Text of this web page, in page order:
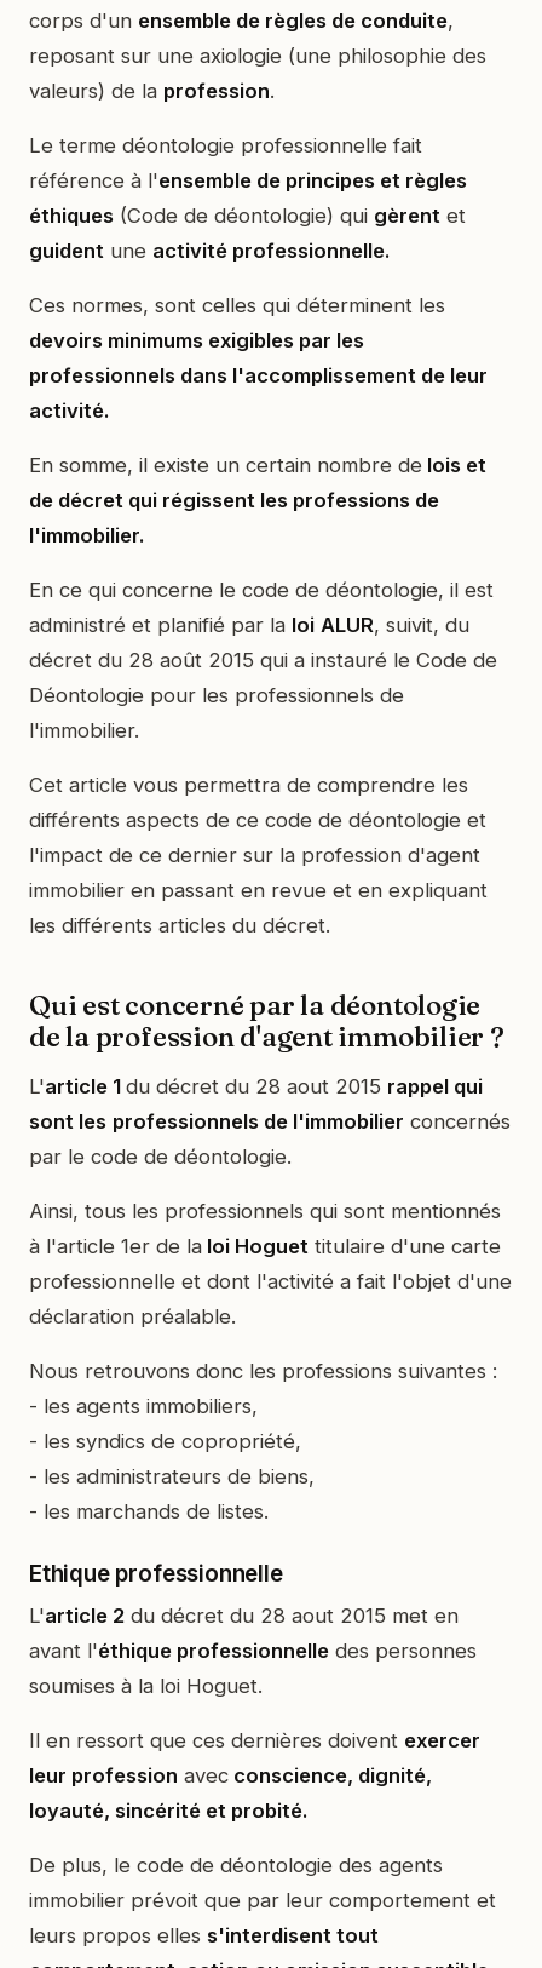
corps d'un ensemble de règles de conduite,
reposant sur une axiologie (une philosophie des
valeurs) de la profession.
Le terme déontologie professionnelle fait
référence à l'ensemble de principes et règles
éthiques (Code de déontologie) qui gèrent et
guident une activité professionnelle.
Ces normes, sont celles qui déterminent les
devoirs minimums exigibles par les
professionnels dans l'accomplissement de leur
activité.
En somme, il existe un certain nombre de lois et
de décret qui régissent les professions de
l'immobilier.
En ce qui concerne le code de déontologie, il est
administré et planifié par la loi ALUR, suivit, du
décret du 28 août 2015 qui a instauré le Code de
Déontologie pour les professionnels de
l'immobilier.
Cet article vous permettra de comprendre les
différents aspects de ce code de déontologie et
l'impact de ce dernier sur la profession d'agent
immobilier en passant en revue et en expliquant
les différents articles du décret.
Qui est concerné par la déontologie
de la profession d'agent immobilier ?
L'article 1 du décret du 28 aout 2015 rappel qui
sont les professionnels de l'immobilier concernés
par le code de déontologie.
Ainsi, tous les professionnels qui sont mentionnés
à l'article 1er de la loi Hoguet titulaire d'une carte
professionnelle et dont l'activité a fait l'objet d'une
déclaration préalable.
Nous retrouvons donc les professions suivantes :
- les agents immobiliers,
- les syndics de copropriété,
- les administrateurs de biens,
- les marchands de listes.
Ethique professionnelle
L'article 2 du décret du 28 aout 2015 met en
avant l'éthique professionnelle des personnes
soumises à la loi Hoguet.
Il en ressort que ces dernières doivent exercer
leur profession avec conscience, dignité,
loyauté, sincérité et probité.
De plus, le code de déontologie des agents
immobilier prévoit que par leur comportement et
leurs propos elles s'interdisent tout